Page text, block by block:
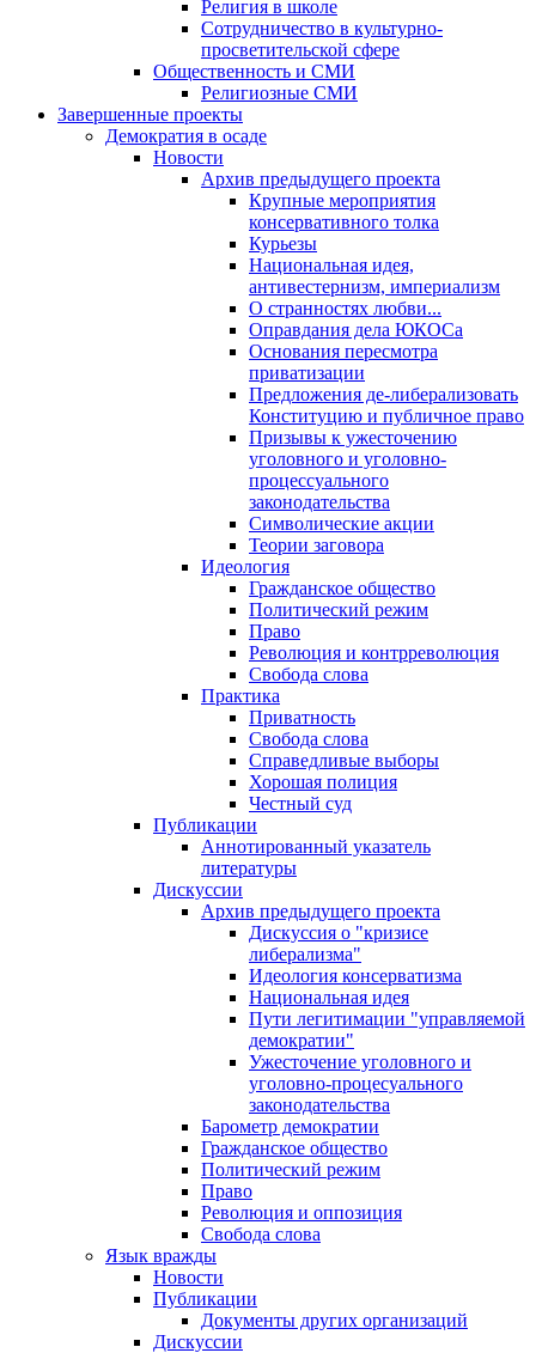
Религия в школе
Сотрудничество в культурно-
просветительской сфере
Общественность и СМИ
Религиозные СМИ
Завершенные проекты
Демократия в осаде
Новости
Архив предыдущего проекта
Крупные мероприятия
консервативного толка
Курьезы
Национальная идея,
антивестернизм, империализм
О странностях любви...
Оправдания дела ЮКОСа
Основания пересмотра
приватизации
Предложения де-либерализовать
Конституцию и публичное право
Призывы к ужесточению
уголовного и уголовно-
процессуального
законодательства
Символические акции
Теории заговора
Идеология
Гражданское общество
Политический режим
Право
Революция и контрреволюция
Свобода слова
Практика
Приватность
Свобода слова
Справедливые выборы
Хорошая полиция
Честный суд
Публикации
Аннотированный указатель
литературы
Дискуссии
Архив предыдущего проекта
Дискуссия о "кризисе
либерализма"
Идеология консерватизма
Национальная идея
Пути легитимации "управляемой
демократии"
Ужесточение уголовного и
уголовно-процесуального
законодательства
Барометр демократии
Гражданское общество
Политический режим
Право
Революция и оппозиция
Свобода слова
Язык вражды
Новости
Публикации
Документы других организаций
Дискуссии